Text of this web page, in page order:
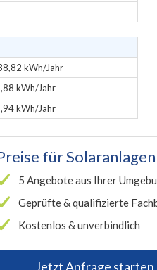
kWh/Jahr
kWh/Jahr
kWh/Jahr
für
5 Angebote aus Ihrer
Geprüfte & qualifizierte
Kostenlos & unverbindlich
Jetzt Anfrage starten